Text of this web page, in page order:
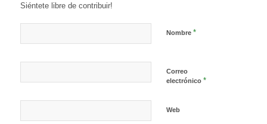
Siéntete libre de contribuir!
Nombre *
Correo
electrónico *
Web